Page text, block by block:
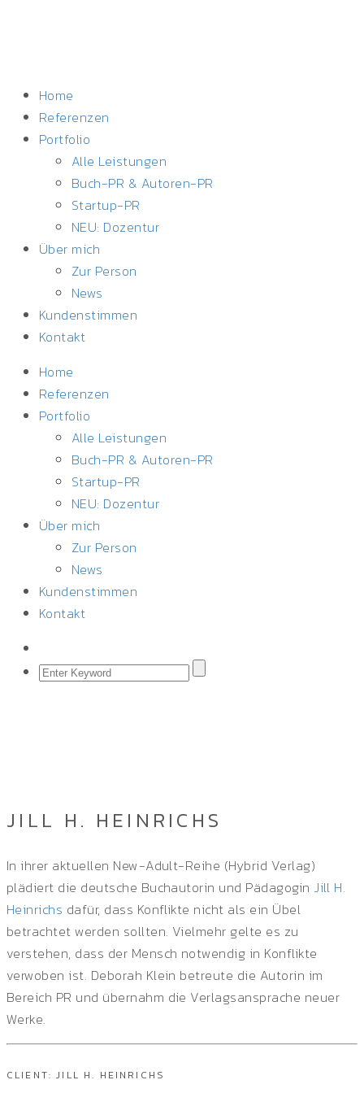
Home
Referenzen
Portfolio
Alle Leistungen
Buch-PR & Autoren-PR
Startup-PR
NEU: Dozentur
Über mich
Zur Person
News
Kundenstimmen
Kontakt
Home
Referenzen
Portfolio
Alle Leistungen
Buch-PR & Autoren-PR
Startup-PR
NEU: Dozentur
Über mich
Zur Person
News
Kundenstimmen
Kontakt
JILL H. HEINRICHS
In ihrer aktuellen New-Adult-Reihe (‎Hybrid Verlag)
plädiert die deutsche Buchautorin und Pädagogin Jill H.
Heinrichs dafür, dass Konflikte nicht als ein Übel
betrachtet werden sollten. Vielmehr gelte es zu
verstehen, dass der Mensch notwendig in Konflikte
verwoben ist. Deborah Klein betreute die Autorin im
Bereich PR und übernahm die Verlagsansprache neuer
Werke.
CLIENT: JILL H. HEINRICHS